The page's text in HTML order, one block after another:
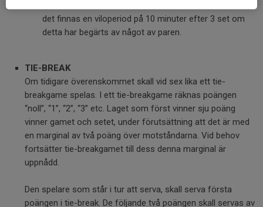
det finnas en viloperiod på 10 minuter efter 3 set om
detta har begärts av något av paren.
TIE-BREAK
Om tidigare överenskommet skall vid sex lika ett tie-
breakgame spelas. I ett tie-breakgame räknas poängen
“noll”, “1”, “2”, “3” etc. Laget som först vinner sju poäng
vinner gamet och setet, under förutsättning att det är med
en marginal av två poäng över motståndarna. Vid behov
fortsätter tie-breakgamet till dess denna marginal är
uppnådd.
Den spelare som står i tur att serva, skall serva första
poängen i tie-break. De följande två poängen skall servas av